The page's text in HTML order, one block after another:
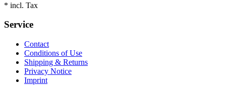
* incl. Tax
Service
Contact
Conditions of Use
Shipping & Returns
Privacy Notice
Imprint